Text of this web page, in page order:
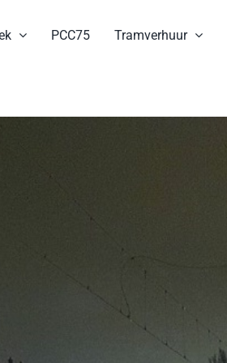
PCC75 Tramverhuur